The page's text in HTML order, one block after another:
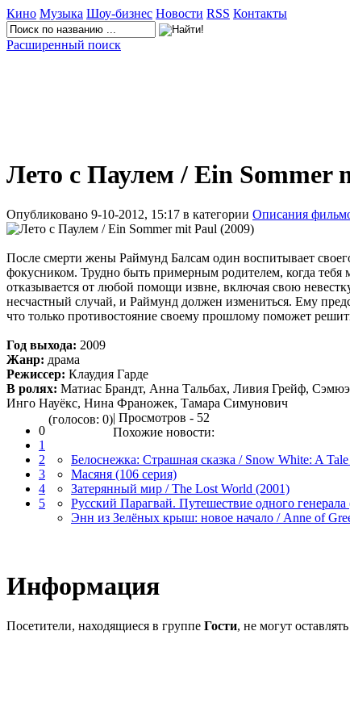
Кино Музыка Шоу-бизнес Новости RSS Контакты
Расширенный поиск
Лето с Паулем / Ein Sommer
Опубликовано 9-10-2012, 15:17 в категории Описания
После смерти жены Раймунд Балсам один воспитывает
фокусником. Трудно быть примерным родителем, когда тебя
отказывается от любой помощи извне, включая свою
несчастный случай, и Раймунд должен измениться. Ему
что только противостояние своему прошлому поможет
Год выхода: 2009
Жанр: драма
Режиссер: Клаудия Гарде
В ролях: Матиас Брандт, Анна Тальбах, Ливия Грейф,
Инго Науёкс, Нина Франожек, Тамара Симунович
0
1
2
3
4
5
(голосов: 0)| Просмотров - 52
Похожие новости:
Белоснежка: Страшная сказка / Snow White: A
Масяня (106 серия)
Затерянный мир / The Lost World (2001)
Русский Парагвай. Путешествие одного генерала
Энн из Зелёных крыш: новое начало / Anne of
Информация
Посетители, находящиеся в группе Гости, не могут